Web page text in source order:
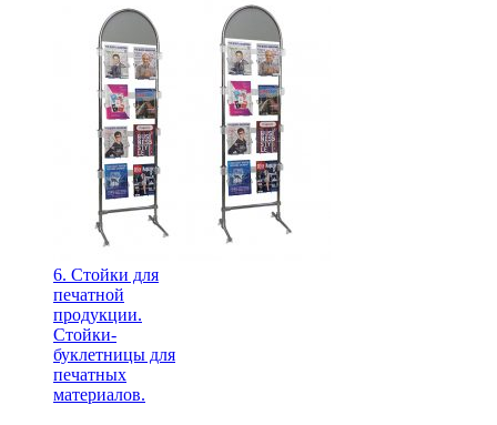
6. Стойки для
печатной
продукции.
Стойки-
буклетницы для
печатных
материалов.